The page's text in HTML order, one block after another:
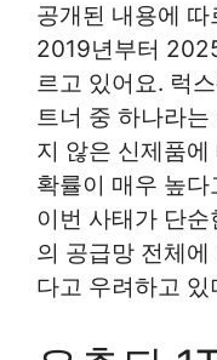
공개된 내용에
2019년부터
르고 있어요. 럭
트너 중 하나라
지 않은 신제품
확률이 매우 높
이번 사태가 단
의 공급망 전체
다고 우려하고 있